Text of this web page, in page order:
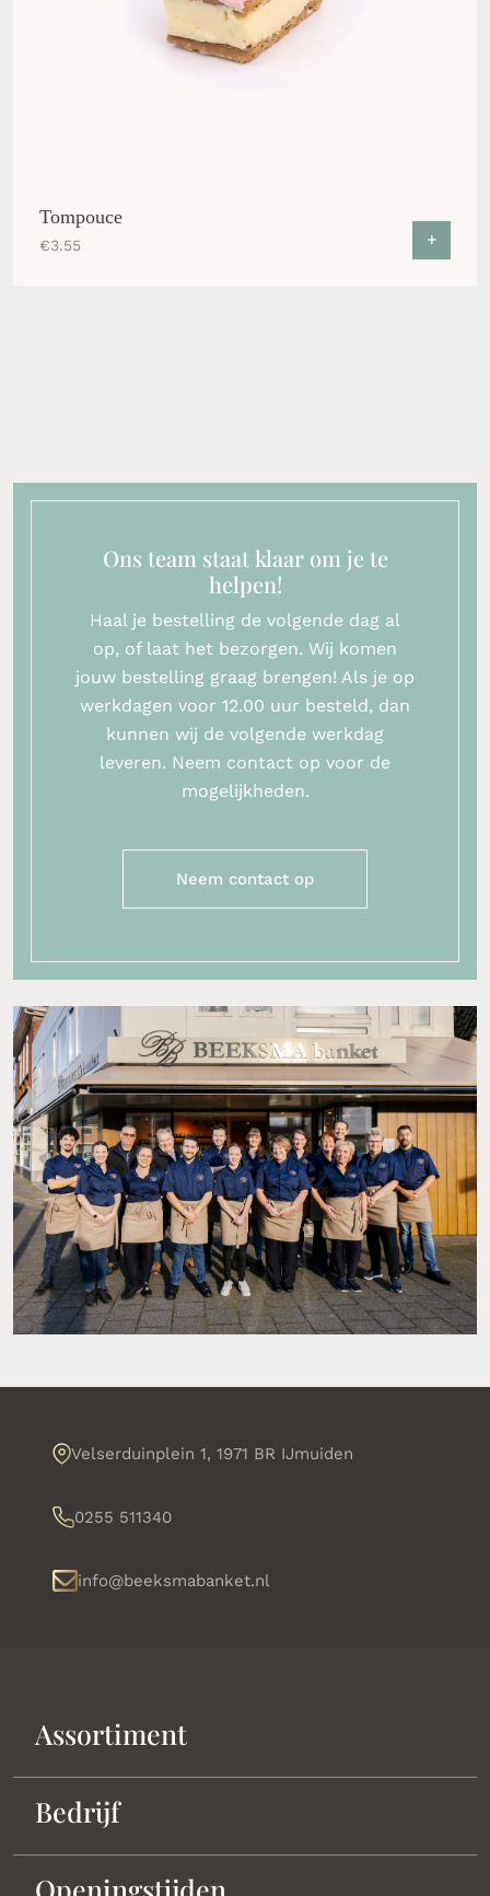
Tompouce
€3.55 +
Ons team staat klaar om je te
helpen!
Haal je bestelling de volgende dag al
op, of laat het bezorgen. Wij komen
jouw bestelling graag brengen! Als je op
werkdagen voor 12.00 uur besteld, dan
kunnen wij de volgende werkdag
leveren. Neem contact op voor de
mogelijkheden.
Neem contact op
Velserduinplein 1, 1971 BR IJmuiden
0255 511340
info@beeksmabanket.nl
Assortiment
Bedrijf